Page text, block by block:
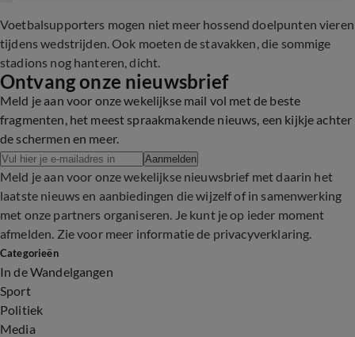
Voetbalsupporters mogen niet meer hossend doelpunten vieren
tijdens wedstrijden. Ook moeten de stavakken, die sommige
stadions nog hanteren, dicht.
Ontvang onze nieuwsbrief
Meld je aan voor onze wekelijkse mail vol met de beste
fragmenten, het meest spraakmakende nieuws, een kijkje achter
de schermen en meer.
Aanmelden
Meld je aan voor onze wekelijkse nieuwsbrief met daarin het
laatste nieuws en aanbiedingen die wijzelf of in samenwerking
met onze partners organiseren. Je kunt je op ieder moment
afmelden. Zie voor meer informatie de privacyverklaring.
Categorieën
In de Wandelgangen
Sport
Politiek
Media